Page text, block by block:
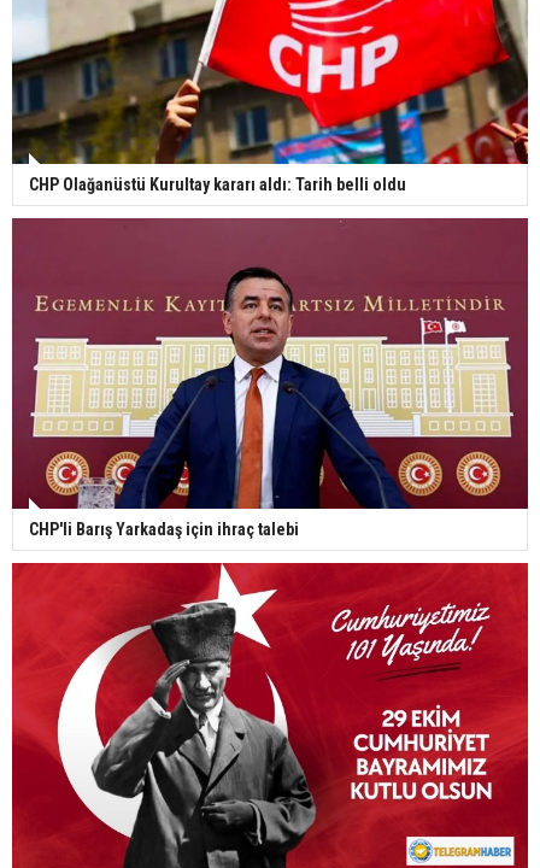
CHP Olağanüstü Kurultay kararı aldı: Tarih belli oldu
CHP'li Barış Yarkadaş için ihraç talebi